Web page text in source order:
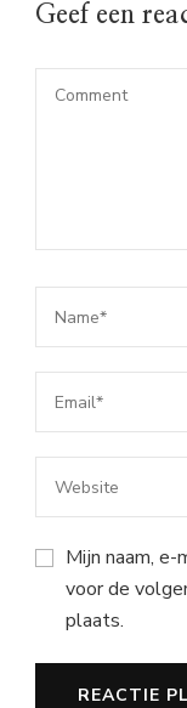
Geef een
Mijn naam,
voor de
plaats.